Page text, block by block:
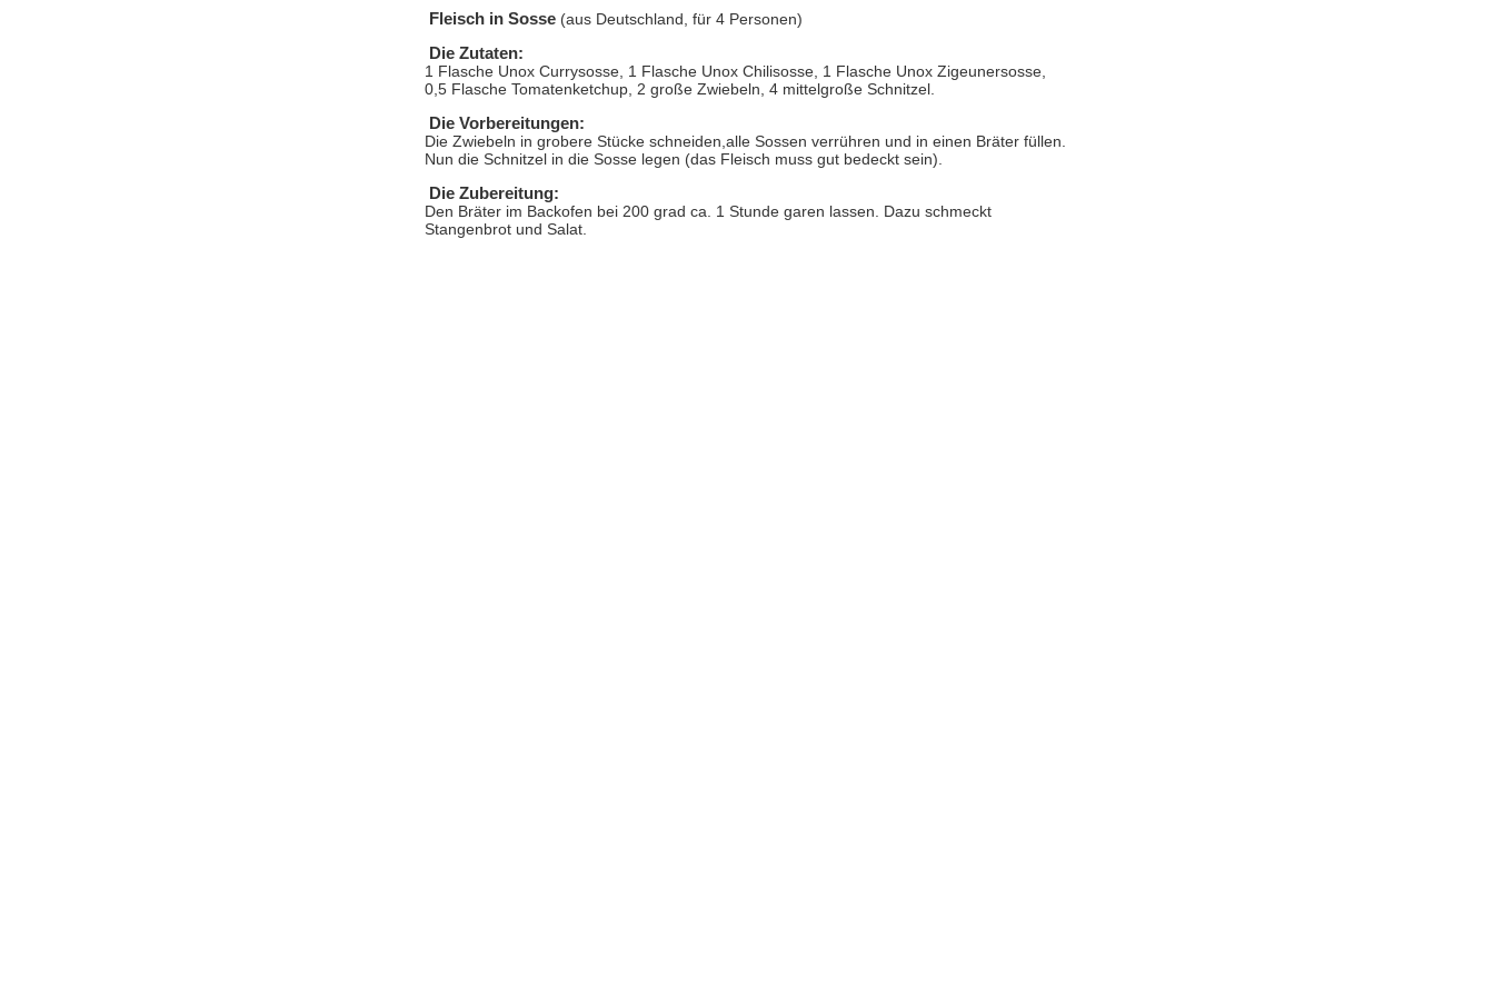
Fleisch in Sosse (aus Deutschland, für 4 Personen)
Die Zutaten:
1 Flasche Unox Currysosse, 1 Flasche Unox Chilisosse, 1 Flasche Unox Zigeunersosse,
0,5 Flasche Tomatenketchup, 2 große Zwiebeln, 4 mittelgroße Schnitzel.
Die Vorbereitungen:
Die Zwiebeln in grobere Stücke schneiden,alle Sossen verrühren und in einen Bräter füllen.
Nun die Schnitzel in die Sosse legen (das Fleisch muss gut bedeckt sein).
Die Zubereitung:
Den Bräter im Backofen bei 200 grad ca. 1 Stunde garen lassen. Dazu schmeckt
Stangenbrot und Salat.